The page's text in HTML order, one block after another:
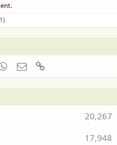
WhatsApp
Email
20,267
17,948